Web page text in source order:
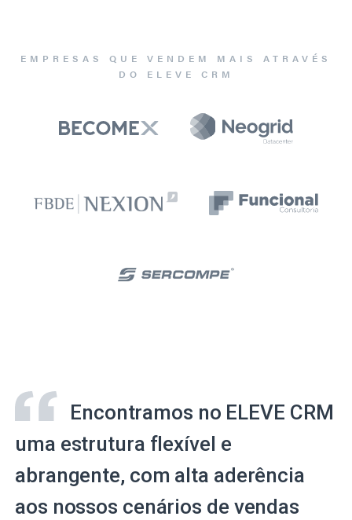
EMPRESAS QUE VENDEM MAIS ATRAVÉS
DO ELEVE CRM
Encontramos no ELEVE CRM
uma estrutura flexível e
abrangente, com alta aderência
aos nossos cenários de vendas